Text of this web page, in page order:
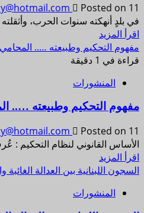
Posted on 11 شهر منذ
في بلدٍ أنهكته سنوات الحرب،
اقرأ المزيد
مفهوم التحكيم وطبيعته …..
قراءة في 1 دقيقة
المنشورات
مفهوم التحكيم وطبيعته …..
Posted on 11 شهر منذ
الأساس القانوني لنظام التحكيم
اقرأ المزيد
السجون اللبنانية بين العدالة
المنشورات